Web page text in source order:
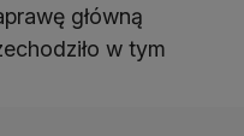
główną
w tym